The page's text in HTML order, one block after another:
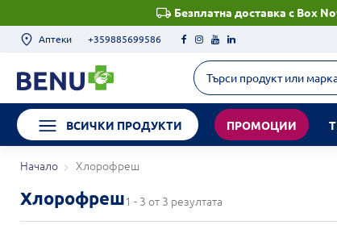
Безплатна доставка с Box
Аптеки +359885699586
ВСИЧКИ ПРОДУКТИ ПРОМОЦИИ
Начало Хлорофреш
Хлорофреш1 - 3 от 3 резултата